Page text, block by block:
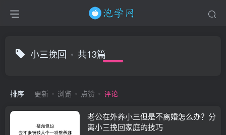
小三挽回 共13篇
排序 更新 浏览 点赞 评论
老公在外养小三但是不离婚怎么办？分
离小三挽回家庭的技巧